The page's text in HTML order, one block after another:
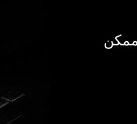
ممكن